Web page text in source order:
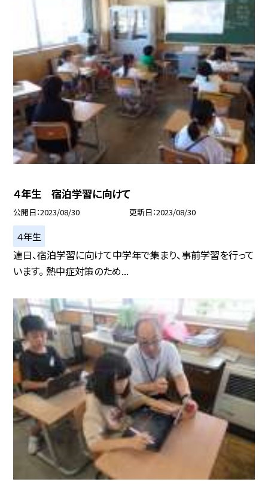
４年生 宿泊学習に向けて
公開日 2023/08/30 更新日 2023/08/30
４年生
連日、宿泊学習に向けて中学年で集まり、事前学習を行って
います。 熱中症対策のため...